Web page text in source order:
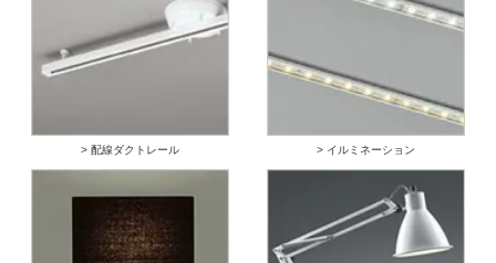
> 配線ダクトレール > イルミネーション